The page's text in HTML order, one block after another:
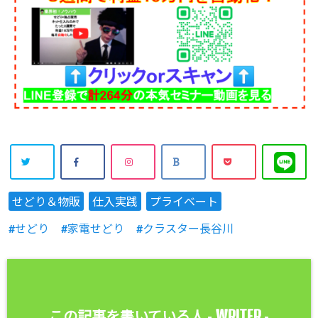
せどり＆物販 仕入実践
プライベート
せどり
家電せどり クラスター長谷川